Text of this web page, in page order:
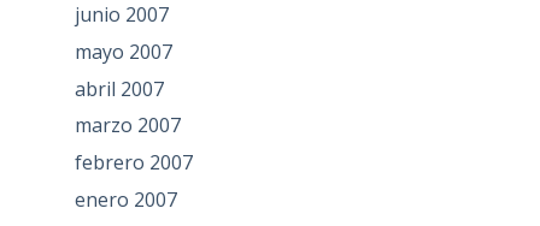
junio 2007
mayo 2007
abril 2007
marzo 2007
febrero 2007
enero 2007